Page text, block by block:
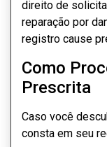
direito de
reparação por
registro cause
Como
Prescrita
Caso você
consta em seu